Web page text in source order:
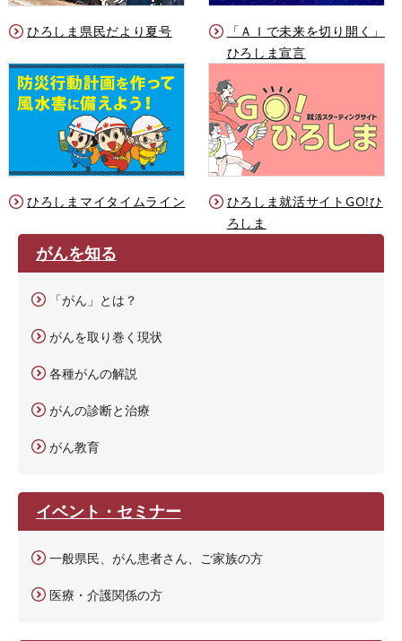
ひろしま県民だより夏号
「ＡＩで未来を切り開く」
ひろしま宣言
ひろしまマイタイムライン
ひろしま就活サイトGO!ひ
ろしま
がんを知る
「がん」とは？
がんを取り巻く現状
各種がんの解説
がんの診断と治療
がん教育
イベント・セミナー
一般県民、がん患者さん、ご家族の方
医療・介護関係の方